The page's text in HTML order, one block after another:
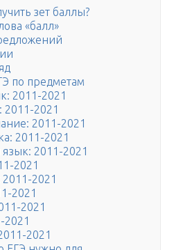
зет баллы?
«балл»
по предметам
2011-2021
2011-2021
2011-2021
2011-2021
2011-2021
2021
2021
2021
2021
2021
2021